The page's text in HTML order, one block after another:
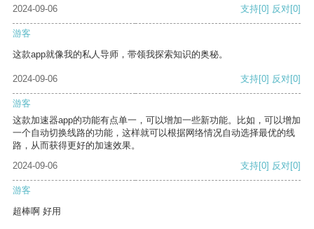
2024-09-06
支持[0] 反对[0]
游客
这款app就像我的私人导师，带领我探索知识的奥秘。
2024-09-06 支持[0] 反对[0]
游客
这款加速器app的功能有点单一，可以增加一些新功能。比如，可以增加
一个自动切换线路的功能，这样就可以根据网络情况自动选择最优的线
路，从而获得更好的加速效果。
2024-09-06
支持[0] 反对[0]
游客
超棒啊 好用